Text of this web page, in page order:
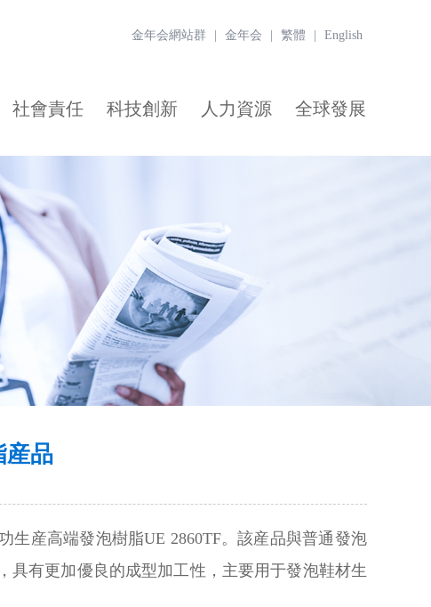
金年会網站群 金年会 繁體 English
社會責任 科技創新 人力資源 全球發展
産品
生産高端發泡樹脂UE 2860TF。該産品與普通發泡
具有更加優良的成型加工性，主要用于發泡鞋材生